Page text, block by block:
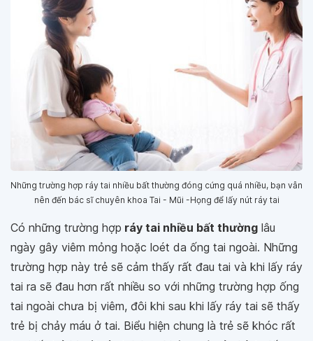
Những trường hợp ráy tai nhiều bất thường đóng cứng quá nhiều, bạn vẫn
nên đến bác sĩ chuyên khoa Tai - Mũi -Họng để lấy nút ráy tai
Có những trường hợp ráy tai nhiều bất thường lâu
ngày gây viêm mỏng hoặc loét da ống tai ngoài. Những
trường hợp này trẻ sẽ cảm thấy rất đau tai và khi lấy ráy
tai ra sẽ đau hơn rất nhiều so với những trường hợp ống
tai ngoài chưa bị viêm, đôi khi sau khi lấy ráy tai sẽ thấy
trẻ bị chảy máu ở tai. Biểu hiện chung là trẻ sẽ khóc rất